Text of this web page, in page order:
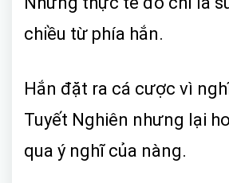
chiều từ phía hắn.
Hắn đặt ra cá cược vì
Tuyết Nghiên nhưng lại
qua ý nghĩ của nàng.